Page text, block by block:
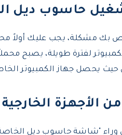
بك مشكلة، يجب عليك أولاً
لفترة طويلة، يصبح
يحصل جهاز الكمبيوتر
وراء "شاشة حاسوب ديل